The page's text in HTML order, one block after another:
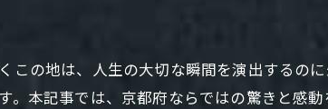
の地は、人生の大切な瞬間を演出するの
本記事では、京都府ならではの驚きと感